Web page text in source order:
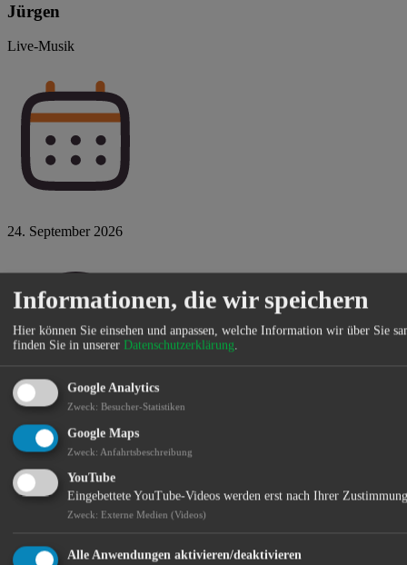
Jürgen
Live-Musik
24. September 2026
Informationen, die wir speichern
Hier können Sie einsehen und anpassen, welche Information wir über Sie
finden Sie in unserer Datenschutzerklärung.
Google Analytics
Zweck: Besucher-Statistiken
Google Maps
Zweck: Anfahrtsbeschreibung
YouTube
Eingebettete YouTube-Videos werden erst nach Ihrer
Zweck: Externe Medien (Videos)
Alle Anwendungen aktivieren/deaktivieren